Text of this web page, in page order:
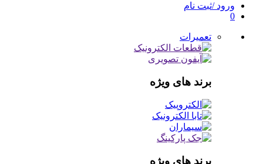
ورود /ثبت نام
0
تعمیرات
برند های ویژه
برند های ویژه